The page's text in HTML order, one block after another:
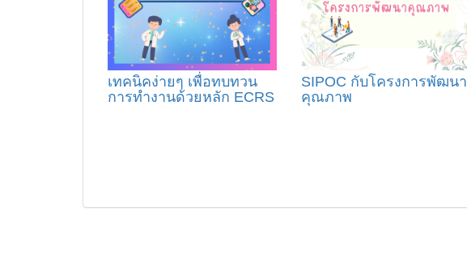
เทคนิคง่ายๆ เพื่อทบทวน
การทำงานด้วยหลัก ECRS
SIPOC กับโครงการพัฒนา
คุณภาพ